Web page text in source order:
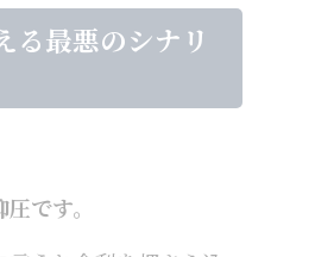
る最悪のシナリ
です。